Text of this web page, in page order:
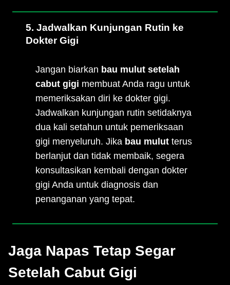
5. Jadwalkan Kunjungan Rutin ke
Dokter Gigi
Jangan biarkan bau mulut setelah
cabut gigi membuat Anda ragu untuk
memeriksakan diri ke dokter gigi.
Jadwalkan kunjungan rutin setidaknya
dua kali setahun untuk pemeriksaan
gigi menyeluruh. Jika bau mulut terus
berlanjut dan tidak membaik, segera
konsultasikan kembali dengan dokter
gigi Anda untuk diagnosis dan
penanganan yang tepat.
Jaga Napas Tetap Segar
Setelah Cabut Gigi